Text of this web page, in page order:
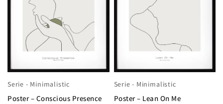
Serie - Minimalistic
Poster – Conscious Presence
Serie - Minimalistic
Poster – Lean On Me